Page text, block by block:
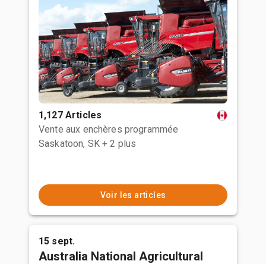
1,127 Articles
Vente aux enchères programmée
Saskatoon, SK + 2 plus
Voir les articles
15 sept.
Australia National Agricultural